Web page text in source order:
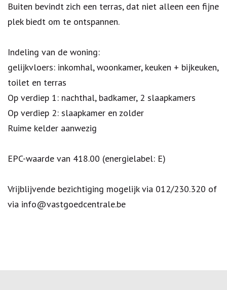
Buiten bevindt zich een terras, dat niet alleen een fijne
plek biedt om te ontspannen.
Indeling van de woning:
gelijkvloers: inkomhal, woonkamer, keuken + bijkeuken,
toilet en terras
Op verdiep 1: nachthal, badkamer, 2 slaapkamers
Op verdiep 2: slaapkamer en zolder
Ruime kelder aanwezig
EPC-waarde van 418.00 (energielabel: E)
Vrijblijvende bezichtiging mogelijk via 012/230.320 of
via info@vastgoedcentrale.be